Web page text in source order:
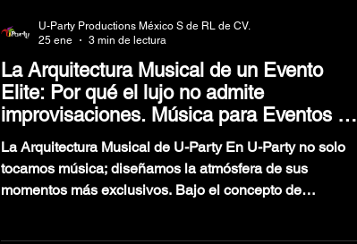
La Arquitectura Musical de un Evento
Elite: Por qué el lujo no admite
improvisaciones. Música para Eventos de
Lujo
La Arquitectura Musical de U-Party En U-Party no solo
tocamos música; diseñamos la atmósfera de sus
momentos más exclusivos. Bajo el concepto de
U-Party Productions México S de RL de CV.
25 ene
3 min de lectura